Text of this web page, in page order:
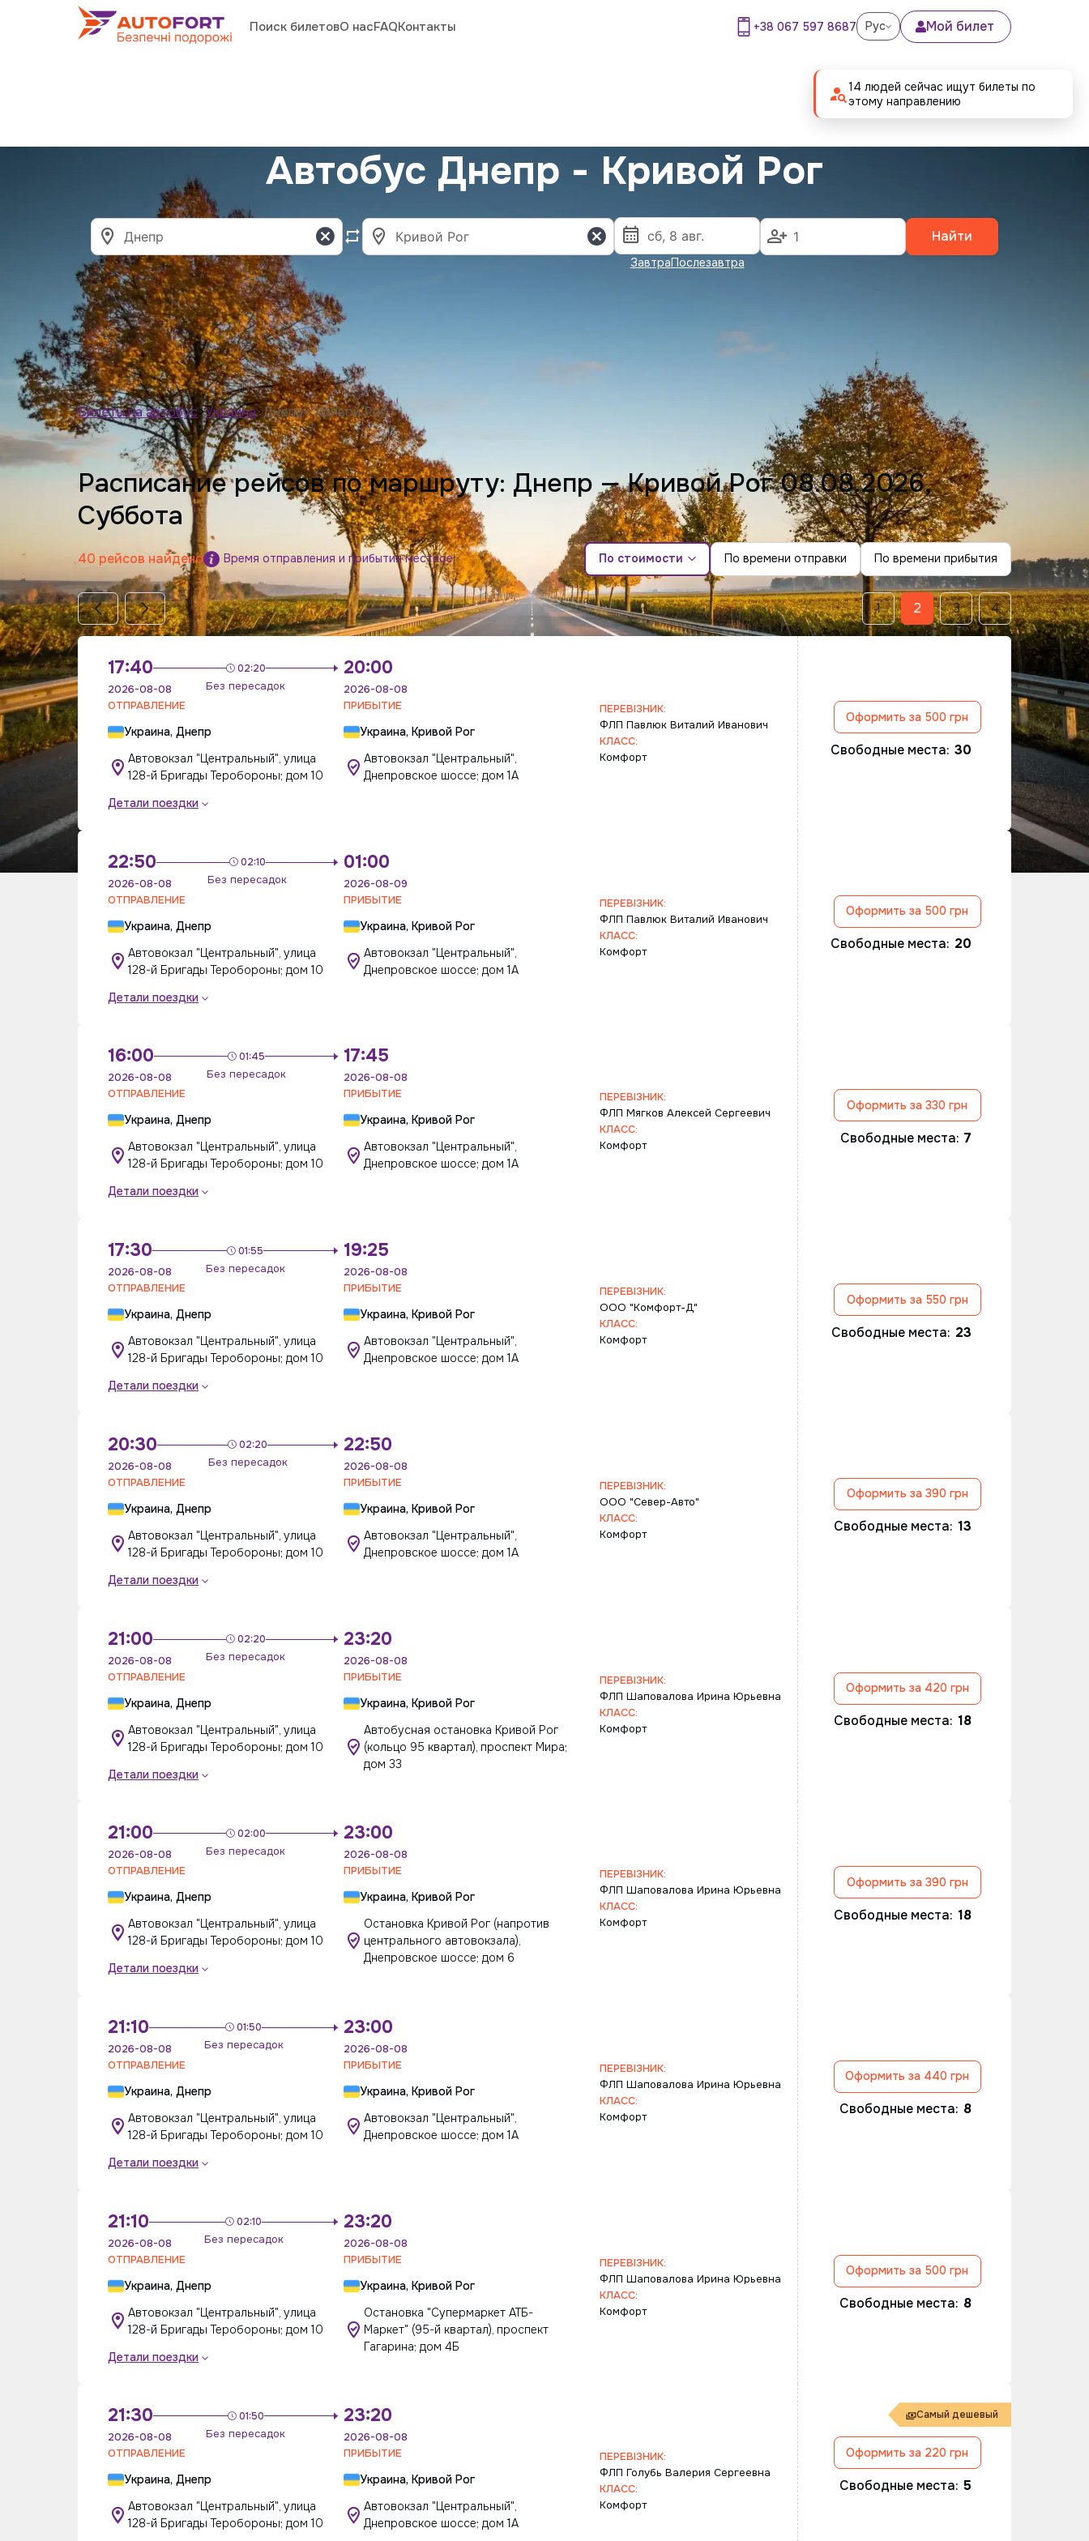
Поиск билетовО насFAQКонтакты +38 067 597 8687 Рус Мой билет
Автобус Днепр - Кривой Рог
ЗавтраПослезавтра
Найти
Билеты на автобус>Украина>Днепр - Кривой Рог
14 людей сейчас ищут билеты по
этому направлению
Расписание рейсов по маршруту: Днепр — Кривой Рог08.08.2026,
Суббота
40 рейсов найдено Время отправления и прибытия местное По стоимости По времени отправки По времени прибытия
1 2 3 4
17:40 02:20
Без пересадок
2026-08-08
ОТПРАВЛЕНИЕ
Украина, Днепр
Автовокзал "Центральный", улица
128-й Бригады Теробороны; дом 10
Детали поездки
20:00
2026-08-08
ПРИБЫТИЕ
Украина, Кривой Рог
Автовокзал "Центральный",
Днепровское шоссе; дом 1А
ПЕРЕВІЗНИК:
ФЛП Павлюк Виталий Иванович
КЛАСС:
Комфорт
Оформить за 500 грн
Свободные места: 30
22:50 02:10
Без пересадок
2026-08-08
ОТПРАВЛЕНИЕ
Украина, Днепр
Автовокзал "Центральный", улица
128-й Бригады Теробороны; дом 10
Детали поездки
01:00
2026-08-09
ПРИБЫТИЕ
Украина, Кривой Рог
Автовокзал "Центральный",
Днепровское шоссе; дом 1А
ПЕРЕВІЗНИК:
ФЛП Павлюк Виталий Иванович
КЛАСС:
Комфорт
Оформить за 500 грн
Свободные места: 20
16:00 01:45
Без пересадок
2026-08-08
ОТПРАВЛЕНИЕ
Украина, Днепр
Автовокзал "Центральный", улица
128-й Бригады Теробороны; дом 10
Детали поездки
17:45
2026-08-08
ПРИБЫТИЕ
Украина, Кривой Рог
Автовокзал "Центральный",
Днепровское шоссе; дом 1А
ПЕРЕВІЗНИК:
ФЛП Мягков Алексей Сергеевич
КЛАСС:
Комфорт
Оформить за 330 грн
Свободные места: 7
17:30 01:55
Без пересадок
2026-08-08
ОТПРАВЛЕНИЕ
Украина, Днепр
Автовокзал "Центральный", улица
128-й Бригады Теробороны; дом 10
Детали поездки
19:25
2026-08-08
ПРИБЫТИЕ
Украина, Кривой Рог
Автовокзал "Центральный",
Днепровское шоссе; дом 1А
ПЕРЕВІЗНИК:
ООО "Комфорт-Д"
КЛАСС:
Комфорт
Оформить за 550 грн
Свободные места: 23
20:30 02:20
Без пересадок
2026-08-08
ОТПРАВЛЕНИЕ
Украина, Днепр
Автовокзал "Центральный", улица
128-й Бригады Теробороны; дом 10
Детали поездки
22:50
2026-08-08
ПРИБЫТИЕ
Украина, Кривой Рог
Автовокзал "Центральный",
Днепровское шоссе; дом 1А
ПЕРЕВІЗНИК:
ООО "Север-Авто"
КЛАСС:
Комфорт
Оформить за 390 грн
Свободные места: 13
21:00 02:20
Без пересадок
2026-08-08
ОТПРАВЛЕНИЕ
Украина, Днепр
Автовокзал "Центральный", улица
128-й Бригады Теробороны; дом 10
Детали поездки
23:20
2026-08-08
ПРИБЫТИЕ
Украина, Кривой Рог
Автобусная остановка Кривой Рог
(кольцо 95 квартал), проспект Мира;
дом 33
ПЕРЕВІЗНИК:
ФЛП Шаповалова Ирина Юрьевна
КЛАСС:
Комфорт
Оформить за 420 грн
Свободные места: 18
21:00 02:00
Без пересадок
2026-08-08
ОТПРАВЛЕНИЕ
Украина, Днепр
Автовокзал "Центральный", улица
128-й Бригады Теробороны; дом 10
Детали поездки
23:00
2026-08-08
ПРИБЫТИЕ
Украина, Кривой Рог
Остановка Кривой Рог (напротив
центрального автовокзала),
Днепровское шоссе; дом 6
ПЕРЕВІЗНИК:
ФЛП Шаповалова Ирина Юрьевна
КЛАСС:
Комфорт
Оформить за 390 грн
Свободные места: 18
21:10 01:50
Без пересадок
2026-08-08
ОТПРАВЛЕНИЕ
Украина, Днепр
Автовокзал "Центральный", улица
128-й Бригады Теробороны; дом 10
Детали поездки
23:00
2026-08-08
ПРИБЫТИЕ
Украина, Кривой Рог
Автовокзал "Центральный",
Днепровское шоссе; дом 1А
ПЕРЕВІЗНИК:
ФЛП Шаповалова Ирина Юрьевна
КЛАСС:
Комфорт
Оформить за 440 грн
Свободные места: 8
21:10 02:10
Без пересадок
2026-08-08
ОТПРАВЛЕНИЕ
Украина, Днепр
Автовокзал "Центральный", улица
128-й Бригады Теробороны; дом 10
Детали поездки
23:20
2026-08-08
ПРИБЫТИЕ
Украина, Кривой Рог
Остановка "Супермаркет АТБ-
Маркет" (95-й квартал), проспект
Гагарина; дом 4Б
ПЕРЕВІЗНИК:
ФЛП Шаповалова Ирина Юрьевна
КЛАСС:
Комфорт
Оформить за 500 грн
Свободные места: 8
21:30 01:50
Без пересадок
2026-08-08
ОТПРАВЛЕНИЕ
Украина, Днепр
Автовокзал "Центральный", улица
128-й Бригады Теробороны; дом 10
23:20
2026-08-08
ПРИБЫТИЕ
Украина, Кривой Рог
Автовокзал "Центральный",
Днепровское шоссе; дом 1А
ПЕРЕВІЗНИК:
ФЛП Голубь Валерия Сергеевна
КЛАСС:
Комфорт
Самый дешевый
Оформить за 220 грн
Свободные места: 5